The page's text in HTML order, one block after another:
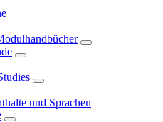
und Sprachen